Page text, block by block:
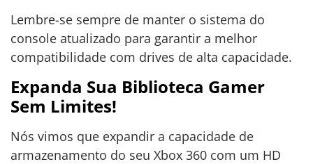
Lembre-se sempre de manter o sistema do
console atualizado para garantir a melhor
compatibilidade com drives de alta capacidade.
Expanda Sua Biblioteca Gamer
Sem Limites!
Nós vimos que expandir a capacidade de
armazenamento do seu Xbox 360 com um HD